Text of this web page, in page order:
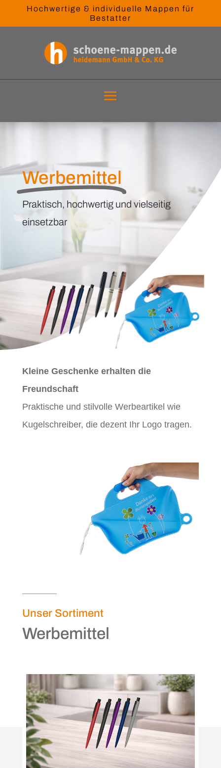
Hochwertige & individuelle Mappen für
Bestatter
Werbemittel
Praktisch, hochwertig und vielseitig
einsetzbar
Kleine Geschenke erhalten die
Freundschaft
Praktische und stilvolle Werbeartikel wie
Kugelschreiber, die dezent Ihr Logo tragen.
Unser Sortiment
Werbemittel